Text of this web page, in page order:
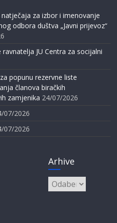
za izbor i imenovanje
odbora duštva „Javni prijevoz“
JU Centra za socijalni
popunu rezervne liste
članova biračkih
zamjenika 24/07/2026
07/2026
07/2026
Arhive
Arhive